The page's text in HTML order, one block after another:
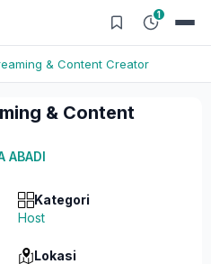
1
& Content Creator
& Content
ABADI
Kategori
Host
Lokasi